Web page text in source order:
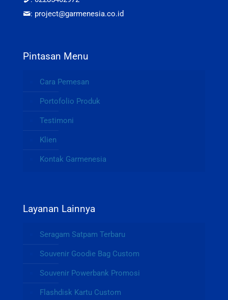
: project@garmenesia.co.id
Pintasan Menu
Cara Pemesan
Portofolio Produk
Testimoni
Klien
Kontak Garmenesia
Layanan Lainnya
Seragam Satpam Terbaru
Souvenir Goodie Bag Custom
Souvenir Powerbank Promosi
Flashdisk Kartu Custom